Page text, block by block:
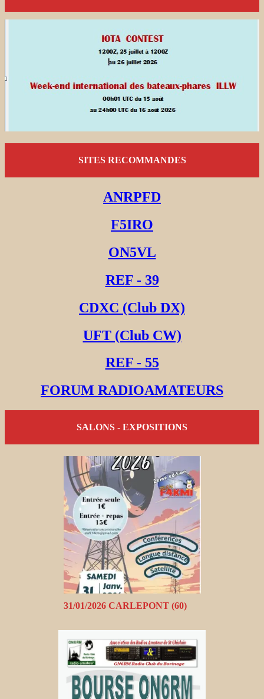
SITES RECOMMANDES
ANRPFD
F5IRO
ON5VL
REF - 39
CDXC (Club DX)
UFT (Club CW)
REF - 55
FORUM RADIOAMATEURS
SALONS - EXPOSITIONS
31/01/2026 CARLEPONT (60)